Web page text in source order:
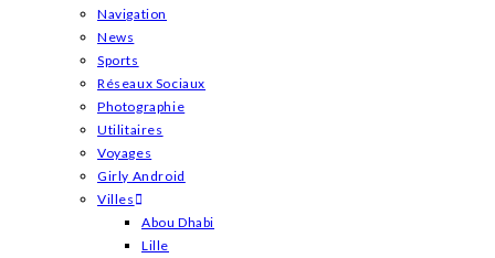
Navigation
News
Sports
Réseaux Sociaux
Photographie
Utilitaires
Voyages
Girly Android
Villes
Abou Dhabi
Lille